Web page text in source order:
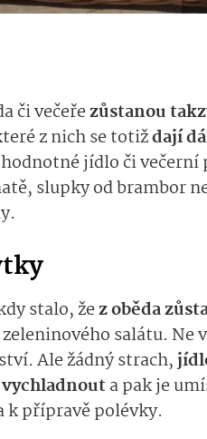
či večeřezůstanou
z nich se totiždají
jídlo či večerní
slupky od brambor
stalo, žez oběda
salátu. Ne
Ale žádný strach,
a pak je
k přípravě polévky.